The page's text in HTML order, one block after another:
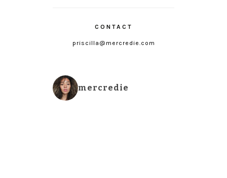
CONTACT
priscilla@mercredie.com
mercredie